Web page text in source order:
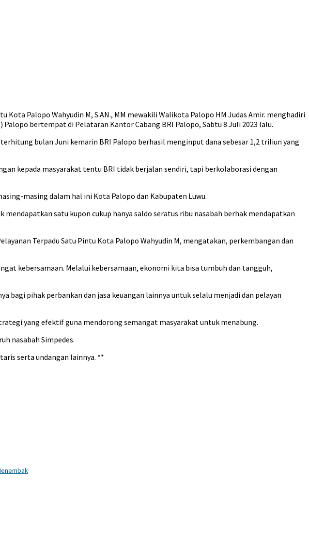
Kota Palopo Wahyudin M, S.AN., MM mewakili Walikota Palopo HM Judas Amir. menghadiri
bertempat di Pelataran Kantor Cabang BRI Palopo, Sabtu 8 Juli 2023 lalu.
bulan Juni kemarin BRI Palopo berhasil menginput dana sebesar 1,2 triliun yang
kepada masyarakat tentu BRI tidak berjalan sendiri, tapi berkolaborasi dengan
masing dalam hal ini Kota Palopo dan Kabupaten Luwu.
satu kupon cukup hanya saldo seratus ribu nasabah berhak mendapatkan
Terpadu Satu Pintu Kota Palopo Wahyudin M, mengatakan, perkembangan dan
kebersamaan. Melalui kebersamaan, ekonomi kita bisa tumbuh dan tangguh,
bagi pihak perbankan dan jasa keuangan lainnya untuk selalu menjadi dan pelayan
yang efektif guna mendorong semangat masyarakat untuk menabung.
nasabah Simpedes.
serta undangan lainnya. **